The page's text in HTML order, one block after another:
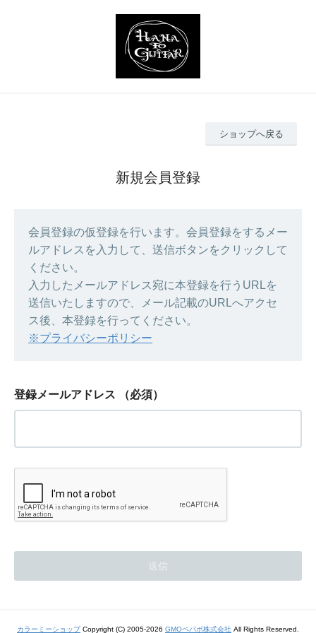
ショップへ戻る
新規会員登録
会員登録の仮登録を行います。会員登録をするメー
ルアドレスを入力して、送信ボタンをクリックして
ください。
入力したメールアドレス宛に本登録を行うURLを
送信いたしますので、メール記載のURLへアクセ
ス後、本登録を行ってください。
※プライバシーポリシー
登録メールアドレス （必須）
カラーミーショップCopyright (C) 2005-2026 GMOペパボ株式会社 All Rights Reserved.